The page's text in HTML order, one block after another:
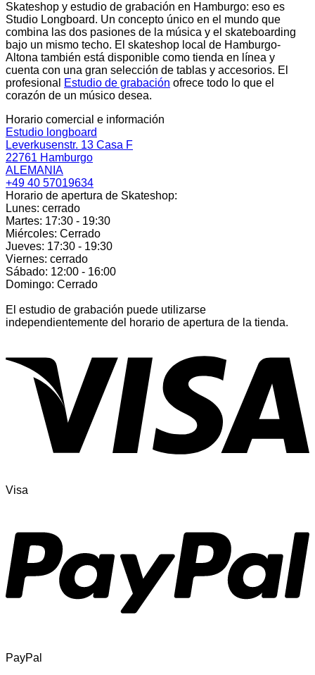
Skateshop y estudio de grabación en Hamburgo: eso es
Studio Longboard. Un concepto único en el mundo que
combina las dos pasiones de la música y el skateboarding
bajo un mismo techo. El skateshop local de Hamburgo-
Altona también está disponible como tienda en línea y
cuenta con una gran selección de tablas y accesorios. El
profesional
Estudio de grabación ofrece todo lo que el
corazón de un músico desea.
Horario comercial e información
Estudio longboard
Leverkusenstr. 13 Casa F
22761 Hamburgo
ALEMANIA
+49 40 57019634
Horario de apertura de Skateshop:
Lunes: cerrado
Martes: 17:30 - 19:30
Miércoles: Cerrado
Jueves: 17:30 - 19:30
Viernes: cerrado
Sábado: 12:00 - 16:00
Domingo: Cerrado
El estudio de grabación puede utilizarse
independientemente del horario de apertura de la tienda.
Visa
PayPal